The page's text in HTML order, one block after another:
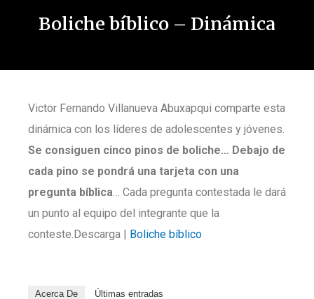
Boliche bíblico – Dinámica
Victor Fernando Villanueva Abuxapqui comparte esta
dinámica con los líderes de adolescentes y jóvenes.
Se consiguen cinco pinos de boliche… Debajo de
cada pino se pondrá una tarjeta con una
pregunta bíblica… Cada pregunta contestada le dará
un punto al equipo del integrante que la
conteste.Descarga | Boliche bíblico
Acerca De Últimas entradas